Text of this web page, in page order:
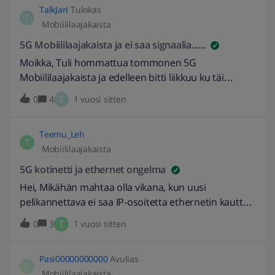
ole?!
pitäisikö näin olla?Käytännön nopeus esim.
Bittorrentilla ja selaimen latauksilla testattuna on
tuo liittymän maksiminopeus.
T
TalkJari Tulokas
Mobiililaajakaista
5G Mobiililaajakaista ja ei saa signaalia......
Moikka, Tuli hommattua tommonen 5G
Mobiililaajakaista ja edelleen bitti liikkuu ku täi
tervassa……Pitäisi saada selville missä on lähin /
lähimmät Elisan tukiasemat/-mastot mihin erittäin
// Muokattu pois sijaintitieto. - Ilponen
0 4 T 1 vuosi sitten
T
Teemu_Leh
Mobiililaajakaista
5G kotinetti ja ethernet ongelma
Hei, Mikähän mahtaa olla vikana, kun uusi
pelikannettava ei saa IP-osoitetta ethernetin kautta?
Wifi toimii kyllä moitteetta, mutta on täysin
arpapeliä saako uusi kannettava IP-osoitetta vai ei,
normaalisti koko päivän, mutta joinakin päivinä IP-
0 3 T 1 vuosi sitten
Pasi00000000000 Avulias